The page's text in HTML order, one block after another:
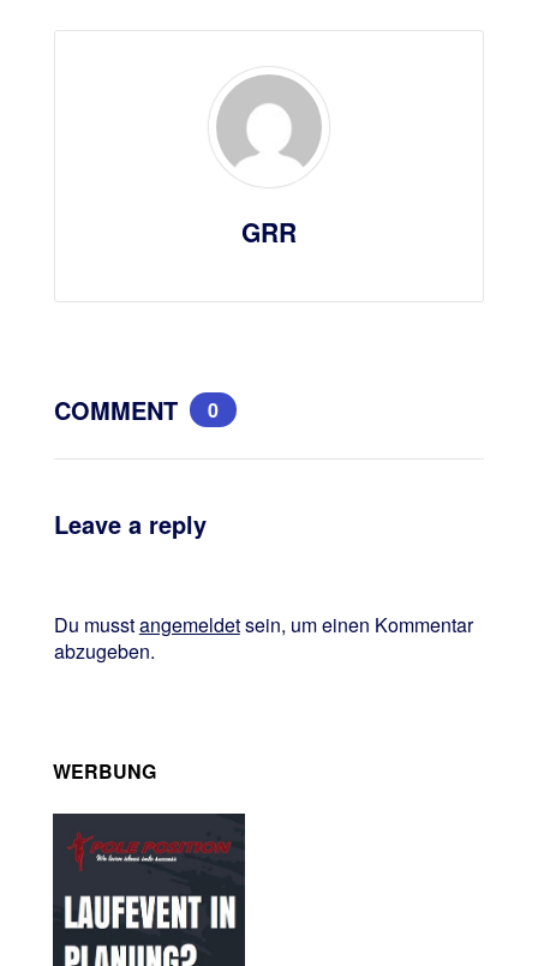
GRR
COMMENT 0
Leave a reply
Du musstangemeldetsein, um einen Kommentar
abzugeben.
WERBUNG